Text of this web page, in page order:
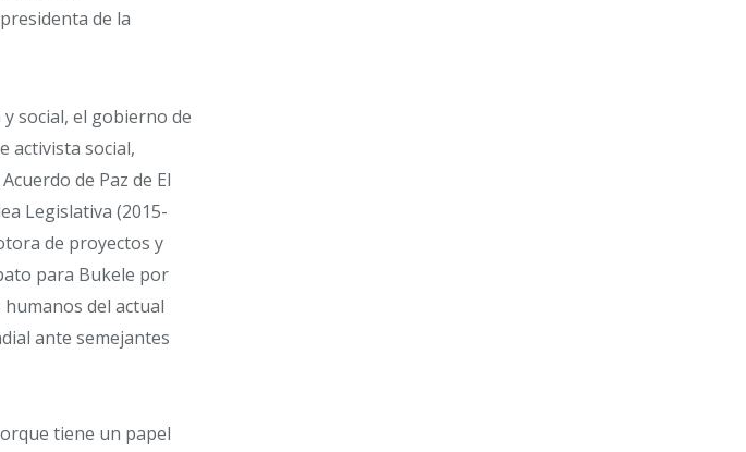
de la
social, el gobierno de
activista social,
de Paz de El
Legislativa (2015-
de proyectos y
para Bukele por
del actual
ante semejantes
tiene un papel